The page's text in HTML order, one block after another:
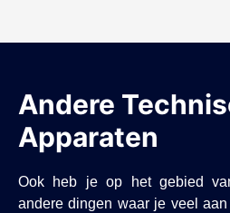
Andere
Apparaten
Ook heb je op het gebied
andere dingen waar je veel